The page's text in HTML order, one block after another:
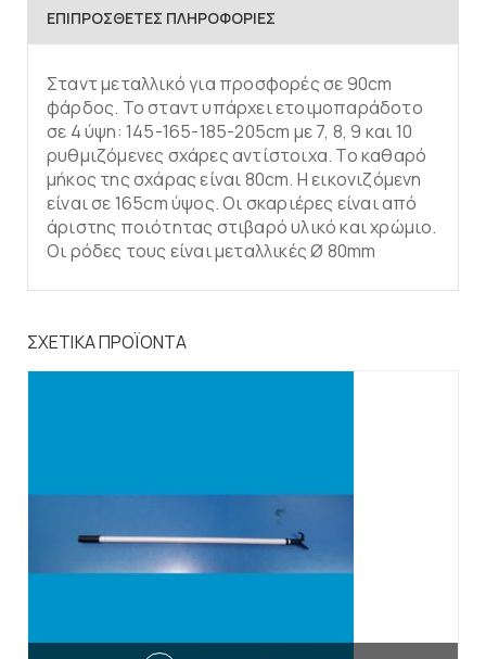
ΕΠΙΠΡΌΣΘΕΤΕΣ ΠΛΗΡΟΦΟΡΊΕΣ
Σταντ μεταλλικό για προσφορές σε 90cm
φάρδος. Το σταντ υπάρχει ετοιμοπαράδοτο
σε 4 ύψη: 145-165-185-205cm με 7, 8, 9 και 10
ρυθμιζόμενες σχάρες αντίστοιχα. Το καθαρό
μήκος της σχάρας είναι 80cm. Η εικονιζόμενη
είναι σε 165cm ύψος. Οι σκαριέρες είναι από
άριστης ποιότητας στιβαρό υλικό και χρώμιο.
Οι ρόδες τους είναι μεταλλικές Ø 80mm
ΣΧΕΤΙΚΆ ΠΡΟΪΌΝΤΑ